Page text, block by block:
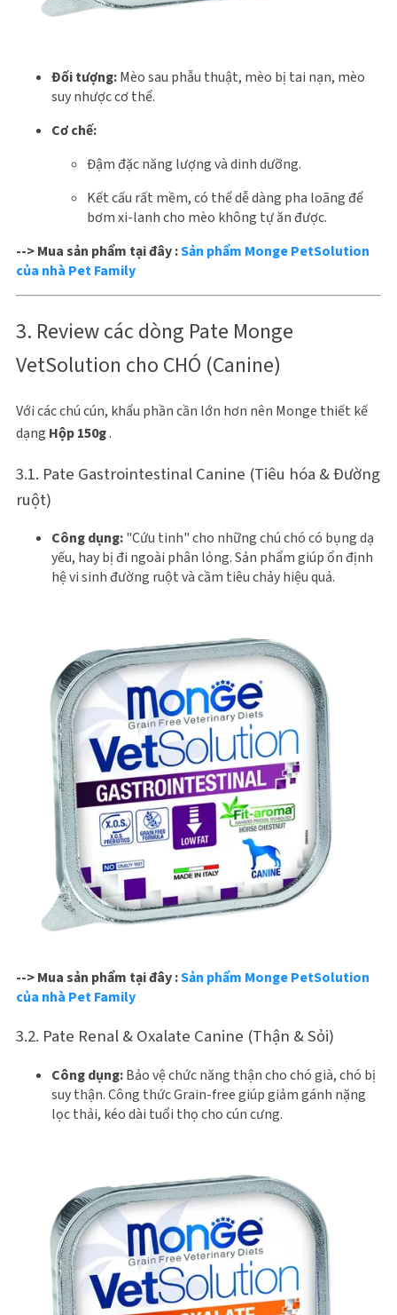
Đối tượng:Mèo sau phẫu thuật, mèo bị tai nạn, mèo
suy nhược cơ thể.
Cơ chế:
Đậm đặc năng lượng và dinh dưỡng.
Kết cấu rất mềm, có thể dễ dàng pha loãng để
bơm xi-lanh cho mèo không tự ăn được.
--> Mua sản phẩm tại đây :Sản phẩm Monge PetSolution
của nhà Pet Family
3. Review các dòng Pate Monge
VetSolution cho CHÓ (Canine)
Với các chú cún, khẩu phần cần lớn hơn nên Monge thiết kế
dạng Hộp 150g.
3.1. Pate Gastrointestinal Canine (Tiêu hóa & Đường
ruột)
Công dụng:"Cứu tinh" cho những chú chó có bụng dạ
yếu, hay bị đi ngoài phân lỏng. Sản phẩm giúp ổn định
hệ vi sinh đường ruột và cầm tiêu chảy hiệu quả.
--> Mua sản phẩm tại đây :Sản phẩm Monge PetSolution
của nhà Pet Family
3.2. Pate Renal & Oxalate Canine (Thận & Sỏi)
Công dụng:Bảo vệ chức năng thận cho chó già, chó bị
suy thận. Công thức Grain-free giúp giảm gánh nặng
lọc thải, kéo dài tuổi thọ cho cún cưng.